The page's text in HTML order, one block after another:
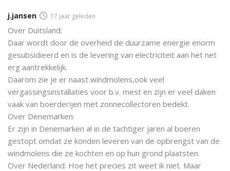
j.jansen 17 jaar geleden
Over Duitsland:
Daar wordt door de overheid de duurzame energie enorm
gesubsidieerd en is de levering van electriciteit aan het net
erg aantrekkelijk.
Daarom zie je er naast windmolens,ook veel
vergassingsinstallaties voor b.v. mest en zijn er veel daken
vaak van boerderijen met zonnecollectoren bedekt.
Over Denemarken:
Er zijn in Denemarken al in de tachtiger jaren al boeren
gestopt omdat ze konden leveren van de opbrengst van de
windmolens die ze kochten en op hun grond plaatsten.
Over Nederland: Hoe het precies zit weet ik niet. Maar